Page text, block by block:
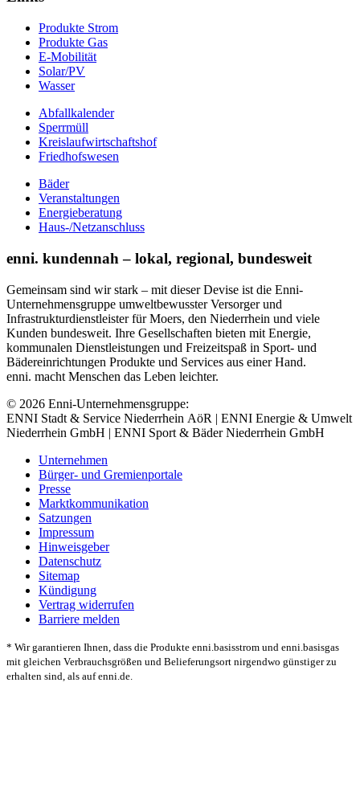
Produkte Strom
Produkte Gas
E-Mobilität
Solar/PV
Wasser
Abfallkalender
Sperrmüll
Kreislaufwirtschaftshof
Friedhofswesen
Bäder
Veranstaltungen
Energieberatung
Haus-/Netzanschluss
enni. kundennah – lokal, regional, bundesweit
Gemeinsam sind wir stark – mit dieser Devise ist die Enni-
Unternehmensgruppe umweltbewusster Versorger und
Infrastrukturdienstleister für Moers, den Niederrhein und viele
Kunden bundesweit. Ihre Gesellschaften bieten mit Energie,
kommunalen Dienstleistungen und Freizeitspaß in Sport- und
Bädereinrichtungen Produkte und Services aus einer Hand.
enni. macht Menschen das Leben leichter.
© 2026 Enni-Unternehmensgruppe:
ENNI Stadt & Service Niederrhein AöR | ENNI Energie & Umwelt
Niederrhein GmbH | ENNI Sport & Bäder Niederrhein GmbH
Unternehmen
Bürger- und Gremienportale
Presse
Marktkommunikation
Satzungen
Impressum
Hinweisgeber
Datenschutz
Sitemap
Kündigung
Vertrag widerrufen
Barriere melden
* Wir garantieren Ihnen, dass die Produkte enni.basisstrom und enni.basisgas
mit gleichen Verbrauchsgrößen und Belieferungsort nirgendwo günstiger zu
erhalten sind, als auf enni.de.